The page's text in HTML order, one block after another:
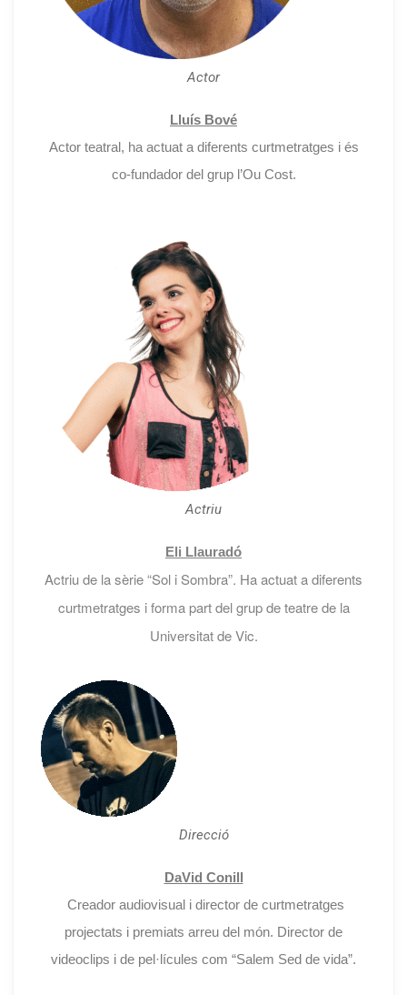
Actor
Lluís Bové
Actor teatral, ha actuat a diferents curtmetratges i és
co-fundador del grup l’Ou Cost.
Actriu
Eli Llauradó
Actriu de la sèrie “Sol i Sombra”. Ha actuat a diferents
curtmetratges i forma part del grup de teatre de la
Universitat de Vic.
Direcció
DaVid Conill
Creador audiovisual i director de curtmetratges
projectats i premiats arreu del món. Director de
videoclips i de pel·lícules com “Salem Sed de vida”.